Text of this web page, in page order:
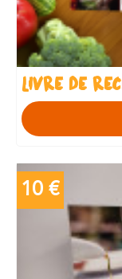
LIVRE DE
10 €